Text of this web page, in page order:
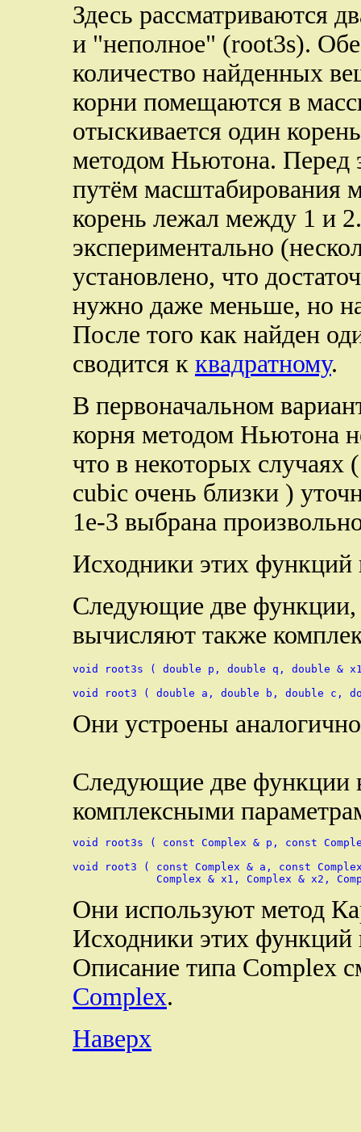
Здесь рассматриваются
и "неполное" (root3s).
количество найденных
корни помещаются в
отыскивается один
методом Ньютона. Перед
путём масштабирования
корень лежал между 1 и
экспериментально
установлено, что
нужно даже меньше, но
После того как найден
сводится к квадратному.
В первоначальном
корня методом Ньютона
что в некоторых случаях
cubic очень близки )
1е-3 выбрана
Исходники этих функций
Следующие две функции,
вычисляют также
void root3s ( double p, double q, double &
Они устроены
Следующие две функции
комплексными
void root3s ( const Complex & p, const
void root3 ( const Complex & a, const
Они используют метод
Исходники этих функций
Описание типа Complex
Complex.
Наверх